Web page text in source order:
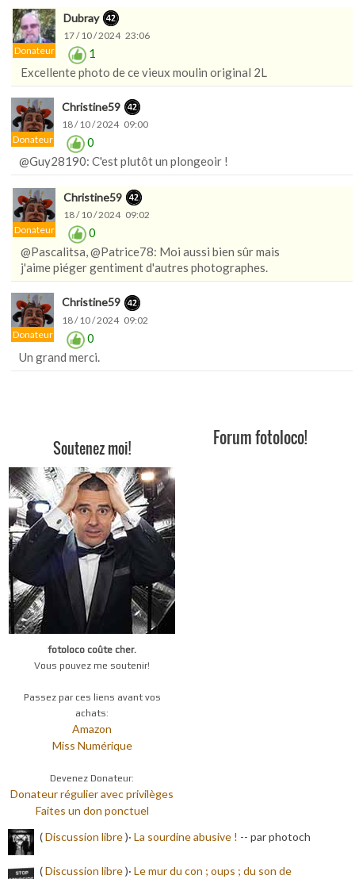
Donateur
Dubray
17 / 10 / 2024 23:06
1
Excellente photo de ce vieux moulin original 2L
Donateur
Christine59
18 / 10 / 2024 09:00
0
@Guy28190: C'est plutôt un plongeoir !
Donateur
Christine59
18 / 10 / 2024 09:02
0
@Pascalitsa, @Patrice78: Moi aussi bien sûr mais
j'aime piéger gentiment d'autres photographes.
Donateur
Christine59
18 / 10 / 2024 09:02
0
Un grand merci.
Soutenez moi!
fotoloco coûte cher.
Vous pouvez me soutenir!
Passez par ces liens avant vos
achats:
Amazon
Miss Numérique
Devenez Donateur:
Donateur régulier avec privilèges
Faites un don ponctuel
Forum fotoloco!
(Discussion libre)· La sourdine abusive ! -- par photoch
(Discussion libre)· Le mur du con ; oups ; du son de